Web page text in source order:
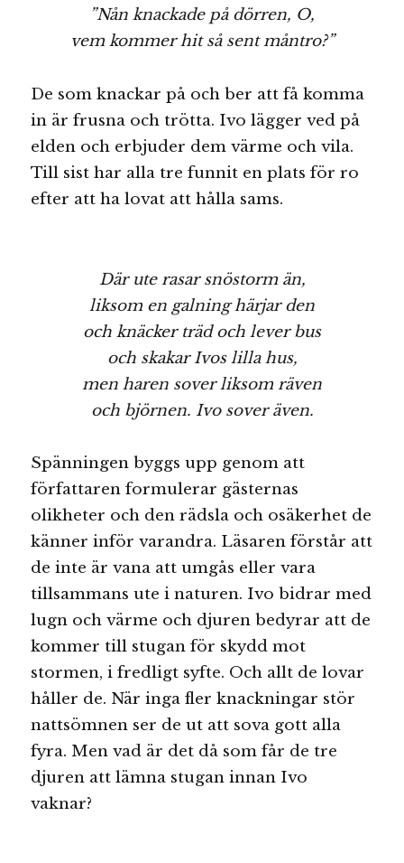
”Nån knackade på dörren, O,
vem kommer hit så sent måntro?”
De som knackar på och ber att få komma
in är frusna och trötta. Ivo lägger ved på
elden och erbjuder dem värme och vila.
Till sist har alla tre funnit en plats för ro
efter att ha lovat att hålla sams.
Där ute rasar snöstorm än,
liksom en galning härjar den
och knäcker träd och lever bus
och skakar Ivos lilla hus,
men haren sover liksom räven
och björnen. Ivo sover även.
Spänningen byggs upp genom att
författaren formulerar gästernas
olikheter och den rädsla och osäkerhet de
känner inför varandra. Läsaren förstår att
de inte är vana att umgås eller vara
tillsammans ute i naturen. Ivo bidrar med
lugn och värme och djuren bedyrar att de
kommer till stugan för skydd mot
stormen, i fredligt syfte. Och allt de lovar
håller de. När inga fler knackningar stör
nattsömnen ser de ut att sova gott alla
fyra. Men vad är det då som får de tre
djuren att lämna stugan innan Ivo
vaknar?